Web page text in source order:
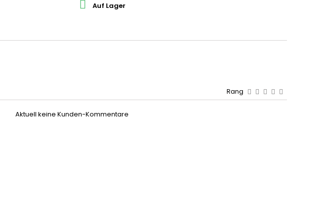
 Auf Lager
Rang
Aktuell keine Kunden-Kommentare